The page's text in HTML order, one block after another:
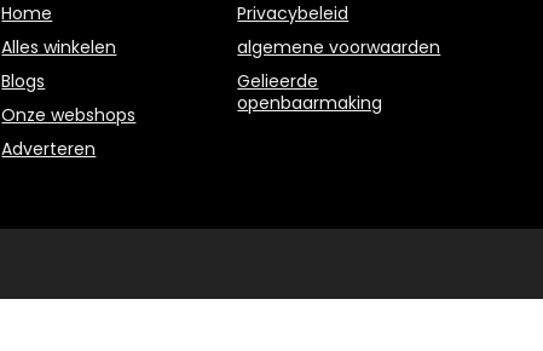
Home
Alles winkelen
Blogs
Onze webshops
Adverteren
Privacybeleid
algemene voorwaarden
Gelieerde
openbaarmaking